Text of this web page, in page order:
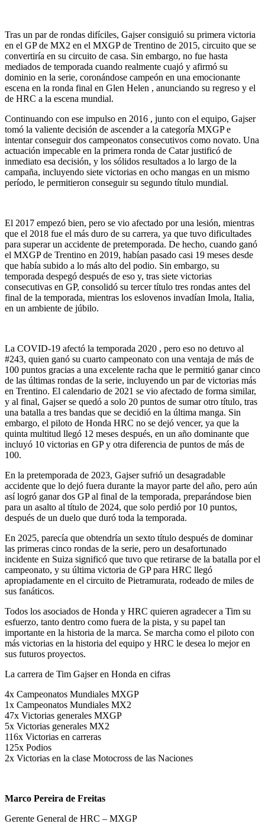
Tras un par de rondas difíciles, Gajser consiguió su primera victoria
en el GP de MX2 en el MXGP de Trentino de 2015, circuito que se
convertiría en su circuito de casa. Sin embargo, no fue hasta
mediados de temporada cuando realmente cuajó y afirmó su
dominio en la serie, coronándose campeón en una emocionante
escena en la ronda final en Glen Helen , anunciando su regreso y el
de HRC a la escena mundial.
Continuando con ese impulso en 2016 , junto con el equipo, Gajser
tomó la valiente decisión de ascender a la categoría MXGP e
intentar conseguir dos campeonatos consecutivos como novato. Una
actuación impecable en la primera ronda de Catar justificó de
inmediato esa decisión, y los sólidos resultados a lo largo de la
campaña, incluyendo siete victorias en ocho mangas en un mismo
período, le permitieron conseguir su segundo título mundial.
El 2017 empezó bien, pero se vio afectado por una lesión, mientras
que el 2018 fue el más duro de su carrera, ya que tuvo dificultades
para superar un accidente de pretemporada. De hecho, cuando ganó
el MXGP de Trentino en 2019, habían pasado casi 19 meses desde
que había subido a lo más alto del podio. Sin embargo, su
temporada despegó después de eso y, tras siete victorias
consecutivas en GP, ​​consolidó su tercer título tres rondas antes del
final de la temporada, mientras los eslovenos invadían Imola, Italia,
en un ambiente de júbilo.
La COVID-19 afectó la temporada 2020 , pero eso no detuvo al
#243, quien ganó su cuarto campeonato con una ventaja de más de
100 puntos gracias a una excelente racha que le permitió ganar cinco
de las últimas rondas de la serie, incluyendo un par de victorias más
en Trentino. El calendario de 2021 se vio afectado de forma similar,
y al final, Gajser se quedó a solo 20 puntos de sumar otro título, tras
una batalla a tres bandas que se decidió en la última manga. Sin
embargo, el piloto de Honda HRC no se dejó vencer, ya que la
quinta multitud llegó 12 meses después, en un año dominante que
incluyó 10 victorias en GP y otra diferencia de puntos de más de
100.
En la pretemporada de 2023, Gajser sufrió un desagradable
accidente que lo dejó fuera durante la mayor parte del año, pero aún
así logró ganar dos GP al final de la temporada, preparándose bien
para un asalto al título de 2024, que solo perdió por 10 puntos,
después de un duelo que duró toda la temporada.
En 2025, parecía que obtendría un sexto título después de dominar
las primeras cinco rondas de la serie, pero un desafortunado
incidente en Suiza significó que tuvo que retirarse de la batalla por el
campeonato, y su última victoria de GP para HRC llegó
apropiadamente en el circuito de Pietramurata, rodeado de miles de
sus fanáticos.
Todos los asociados de Honda y HRC quieren agradecer a Tim su
esfuerzo, tanto dentro como fuera de la pista, y su papel tan
importante en la historia de la marca. Se marcha como el piloto con
más victorias en la historia del equipo y HRC le desea lo mejor en
sus futuros proyectos.
La carrera de Tim Gajser en Honda en cifras
4x Campeonatos Mundiales MXGP
1x Campeonatos Mundiales MX2
47x Victorias generales MXGP
5x Victorias generales MX2
116x Victorias en carreras
125x Podios
2x Victorias en la clase Motocross de las Naciones
Marco Pereira de Freitas
Gerente General de HRC – MXGP